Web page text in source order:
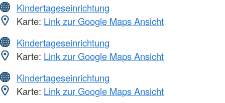
Kindertageseinrichtung
Karte: Link zur Google Maps Ansicht
Kindertageseinrichtung
Karte: Link zur Google Maps Ansicht
Kindertageseinrichtung
Karte: Link zur Google Maps Ansicht